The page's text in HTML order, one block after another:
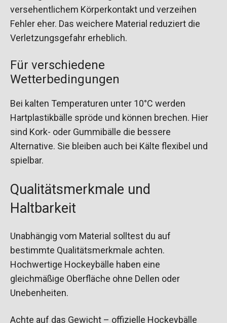
versehentlichem Körperkontakt und verzeihen
Fehler eher. Das weichere Material reduziert die
Verletzungsgefahr erheblich.
Für verschiedene
Wetterbedingungen
Bei kalten Temperaturen unter 10°C werden
Hartplastikbälle spröde und können brechen. Hier
sind Kork- oder Gummibälle die bessere
Alternative. Sie bleiben auch bei Kälte flexibel und
spielbar.
Qualitätsmerkmale und
Haltbarkeit
Unabhängig vom Material solltest du auf
bestimmte Qualitätsmerkmale achten.
Hochwertige Hockeybälle haben eine
gleichmäßige Oberfläche ohne Dellen oder
Unebenheiten.
Achte auf das Gewicht – offizielle Hockeybälle